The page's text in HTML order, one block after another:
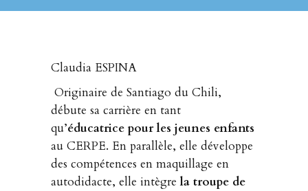
Claudia ESPINA
Originaire de Santiago du Chili,
débute sa carrière en tant
qu’éducatrice pour les jeunes enfants
au CERPE. En parallèle, elle développe
des compétences en maquillage en
autodidacte, elle intègrela troupe de